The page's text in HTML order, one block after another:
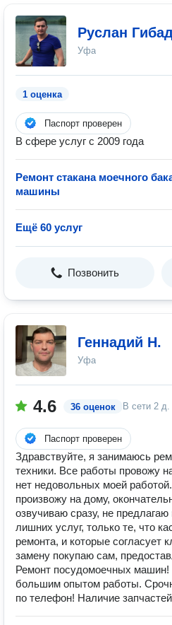
Руслан
Уфа
1 оценка
Паспорт проверен
В сфере услуг с 2009 года
Ремонт стакана моечного
машины
Ещё 60 услуг
Позвонить
Геннадий Н.
Уфа
4.6 36 оценок В сети 2 д.
Паспорт проверен
Здравствуйте, я занимаюсь
техники. Все работы провожу
нет недовольных моей
произвожу на дому,
озвучиваю сразу, не
лишних услуг, только те, что
ремонта, и которые согласует
замену покупаю сам,
Ремонт посудомоечных машин!
большим опытом работы.
по телефон! Наличие